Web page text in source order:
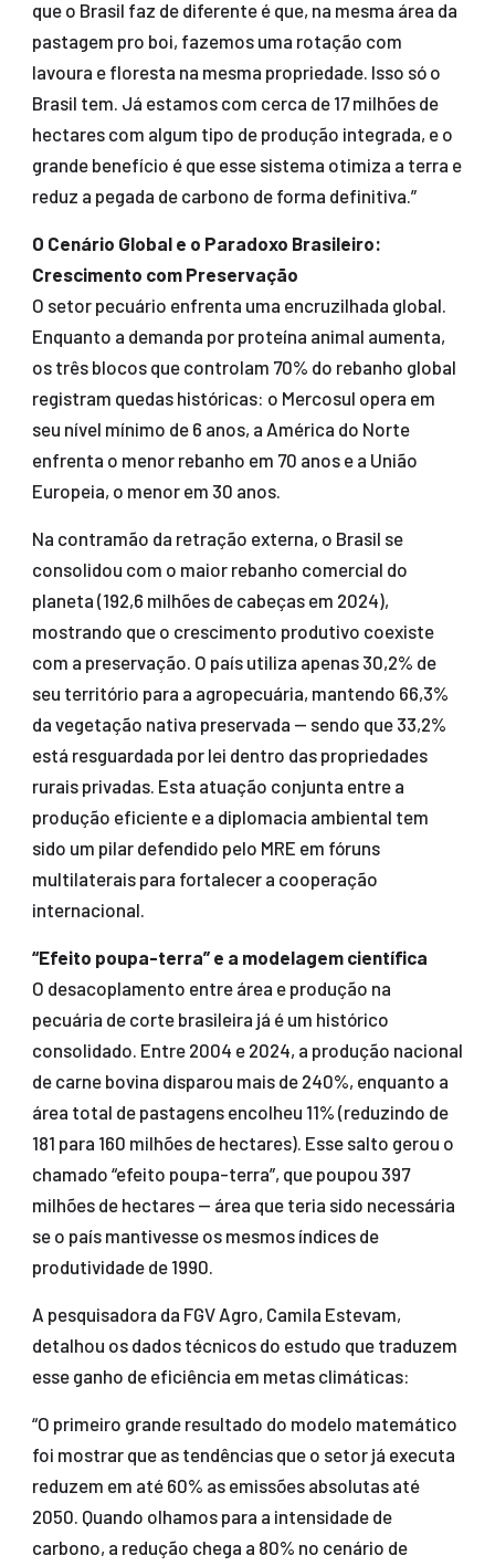
que o Brasil faz de diferente é que, na mesma área da
pastagem pro boi, fazemos uma rotação com
lavoura e floresta na mesma propriedade. Isso só o
Brasil tem. Já estamos com cerca de 17 milhões de
hectares com algum tipo de produção integrada, e o
grande benefício é que esse sistema otimiza a terra e
reduz a pegada de carbono de forma definitiva.”
O Cenário Global e o Paradoxo Brasileiro:
Crescimento com Preservação
O setor pecuário enfrenta uma encruzilhada global.
Enquanto a demanda por proteína animal aumenta,
os três blocos que controlam 70% do rebanho global
registram quedas históricas: o Mercosul opera em
seu nível mínimo de 6 anos, a América do Norte
enfrenta o menor rebanho em 70 anos e a União
Europeia, o menor em 30 anos.
Na contramão da retração externa, o Brasil se
consolidou com o maior rebanho comercial do
planeta (192,6 milhões de cabeças em 2024),
mostrando que o crescimento produtivo coexiste
com a preservação. O país utiliza apenas 30,2% de
seu território para a agropecuária, mantendo 66,3%
da vegetação nativa preservada — sendo que 33,2%
está resguardada por lei dentro das propriedades
rurais privadas. Esta atuação conjunta entre a
produção eficiente e a diplomacia ambiental tem
sido um pilar defendido pelo MRE em fóruns
multilaterais para fortalecer a cooperação
internacional.
“Efeito poupa-terra” e a modelagem científica
O desacoplamento entre área e produção na
pecuária de corte brasileira já é um histórico
consolidado. Entre 2004 e 2024, a produção nacional
de carne bovina disparou mais de 240%, enquanto a
área total de pastagens encolheu 11% (reduzindo de
181 para 160 milhões de hectares). Esse salto gerou o
chamado “efeito poupa-terra”, que poupou 397
milhões de hectares — área que teria sido necessária
se o país mantivesse os mesmos índices de
produtividade de 1990.
A pesquisadora da FGV Agro, Camila Estevam,
detalhou os dados técnicos do estudo que traduzem
esse ganho de eficiência em metas climáticas:
“O primeiro grande resultado do modelo matemático
foi mostrar que as tendências que o setor já executa
reduzem em até 60% as emissões absolutas até
2050. Quando olhamos para a intensidade de
carbono, a redução chega a 80% no cenário de